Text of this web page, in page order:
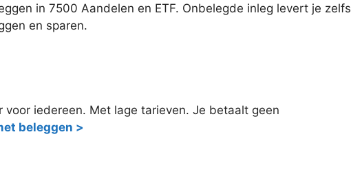
in 7500 Aandelen en ETF. Onbelegde inleg levert je zelfs
en sparen.
iedereen. Met lage tarieven. Je betaalt geen
beleggen >